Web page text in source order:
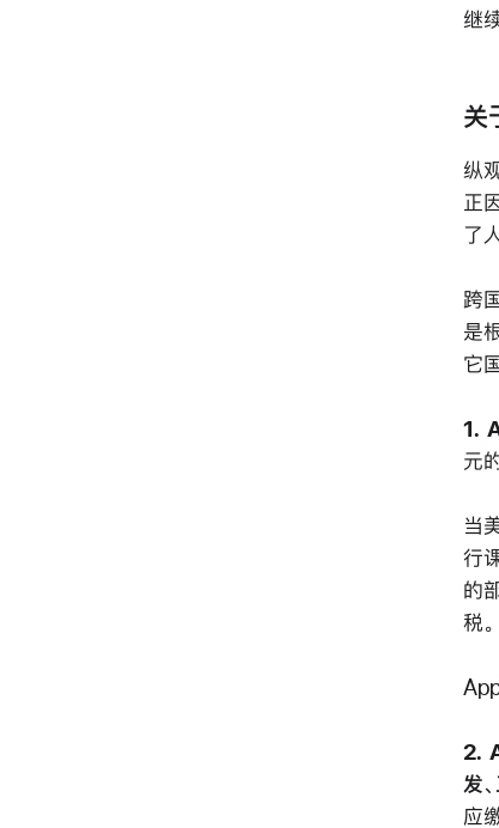
继
关
纵
正
了
跨
是
它
1.
元
当
行
的
税。
2.
发
应